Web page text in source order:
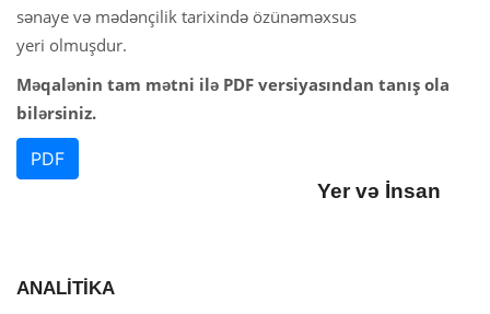
sənaye və mədənçilik tarixində özünəməxsus
yeri olmuşdur.
Məqalənin tam mətni ilə PDF versiyasından tanış ola
bilərsiniz.
PDF
Yer və İnsan
ANALİTİKA